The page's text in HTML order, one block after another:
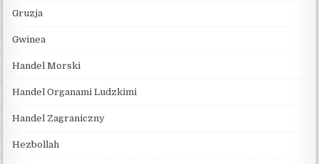
Gruzja
Gwinea
Handel Morski
Handel Organami Ludzkimi
Handel Zagraniczny
Hezbollah